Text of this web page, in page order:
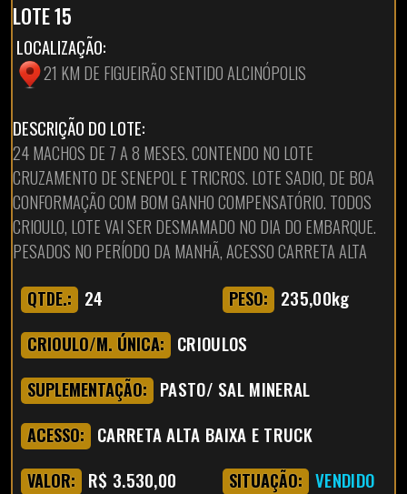
LOTE 15
LOCALIZAÇÃO:
21 KM DE FIGUEIRÃO SENTIDO ALCINÓPOLIS
DESCRIÇÃO DO LOTE:
24 MACHOS DE 7 A 8 MESES. CONTENDO NO LOTE
CRUZAMENTO DE SENEPOL E TRICROS. LOTE SADIO, DE BOA
CONFORMAÇÃO COM BOM GANHO COMPENSATÓRIO. TODOS
CRIOULO, LOTE VAI SER DESMAMADO NO DIA DO EMBARQUE.
PESADOS NO PERÍODO DA MANHÃ, ACESSO CARRETA ALTA
QTDE.: 24 PESO: 235,00kg
CRIOULO/M. ÚNICA: CRIOULOS
SUPLEMENTAÇÃO: PASTO/ SAL MINERAL
ACESSO: CARRETA ALTA BAIXA E TRUCK
VALOR: R$ 3.530,00 SITUAÇÃO: VENDIDO